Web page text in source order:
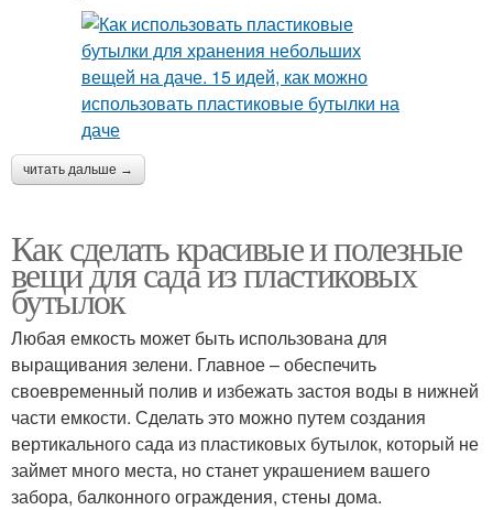
читать дальше →
Как сделать красивые и полезные
вещи для сада из пластиковых
бутылок
Любая емкость может быть использована для
выращивания зелени. Главное – обеспечить
своевременный полив и избежать застоя воды в нижней
части емкости. Сделать это можно путем создания
вертикального сада из пластиковых бутылок, который не
займет много места, но станет украшением вашего
забора, балконного ограждения, стены дома.